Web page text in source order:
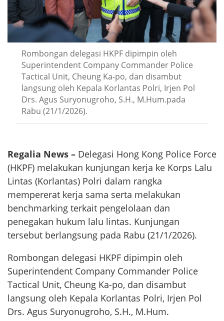
Rombongan delegasi HKPF dipimpin oleh
Superintendent Company Commander Police
Tactical Unit, Cheung Ka-po, dan disambut
langsung oleh Kepala Korlantas Polri, Irjen Pol
Drs. Agus Suryonugroho, S.H., M.Hum.pada
Rabu (21/1/2026).
Regalia News – Delegasi Hong Kong Police Force
(HKPF) melakukan kunjungan kerja ke Korps Lalu
Lintas (Korlantas) Polri dalam rangka
mempererat kerja sama serta melakukan
benchmarking terkait pengelolaan dan
penegakan hukum lalu lintas. Kunjungan
tersebut berlangsung pada Rabu (21/1/2026).
Rombongan delegasi HKPF dipimpin oleh
Superintendent Company Commander Police
Tactical Unit, Cheung Ka-po, dan disambut
langsung oleh Kepala Korlantas Polri, Irjen Pol
Drs. Agus Suryonugroho, S.H., M.Hum.